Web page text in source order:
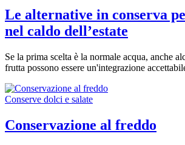
Le alternative in conserva
nel caldo dell’estate
Se la prima scelta è la normale acqua, anche
frutta possono essere un'integrazione
Conserve dolci e salate
Conservazione al freddo